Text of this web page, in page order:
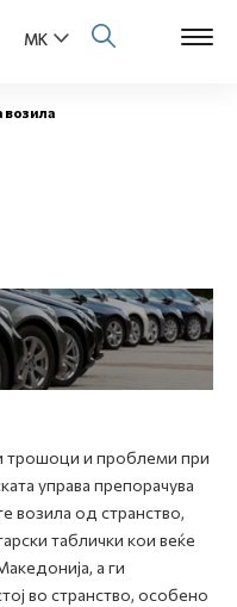
Open
Open
возила
трошоци и проблеми при
управа препорачува
возила од странство,
таблички кои веќе
а ги
во странство, особено